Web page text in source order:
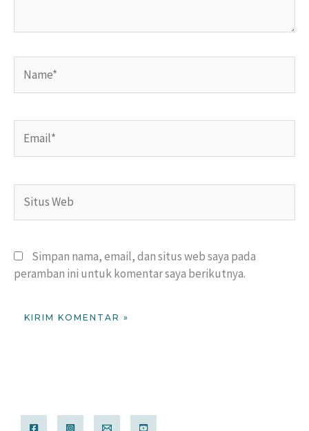
Web
Simpan nama, email, dan situs web saya pada
peramban ini untuk komentar saya berikutnya.